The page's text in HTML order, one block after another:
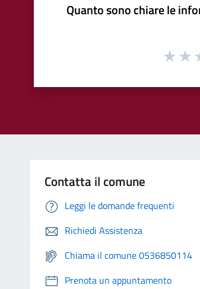
Quanto sono chiare le
Contatta il comune
Leggi le domande frequenti
Richiedi Assistenza
Chiama il comune 0536850114
Prenota un appuntamento